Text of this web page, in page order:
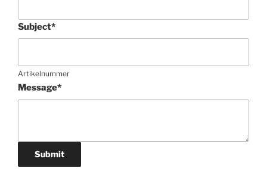
Subject*
Artikelnummer
Message*
Submit